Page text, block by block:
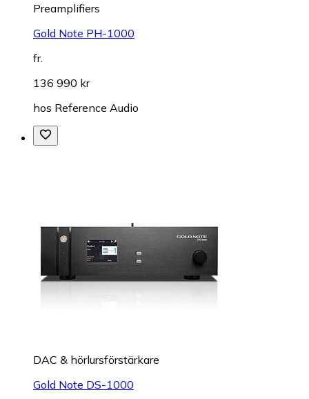
Preamplifiers
Gold Note PH-1000
fr.
136 990 kr
hos Reference Audio
DAC & hörlursförstärkare
Gold Note DS-1000